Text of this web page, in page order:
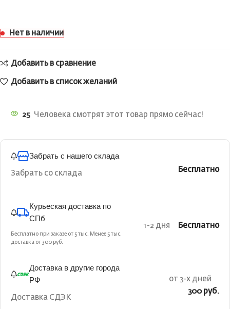
Нет в наличии
Добавить в сравнение
Добавить в список желаний
25 Человека смотрят этот товар прямо сейчас!
Забрать с нашего склада
Забрать со склада Бесплатно
Курьеская доставка по
СПб
Бесплатно при заказе от 5 тыс. Менее 5 тыс.
доставка от 300 руб.
1-2 дня Бесплатно
Доставка в другие города
РФ
Доставка СДЭК
от 3-х дней
300 руб.